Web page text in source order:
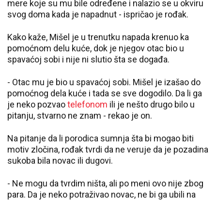
mere koje su mu bile određene i nalazio se u okviru
svog doma kada je napadnut - ispričao je rođak.
Kako kaže, Mišel je u trenutku napada krenuo ka
pomoćnom delu kuće, dok je njegov otac bio u
spavaćoj sobi i nije ni slutio šta se događa.
- Otac mu je bio u spavaćoj sobi. Mišel je izašao do
pomoćnog dela kuće i tada se sve dogodilo. Da li ga
je neko pozvaotelefonom ili je nešto drugo bilo u
pitanju, stvarno ne znam - rekao je on.
Na pitanje da li porodica sumnja šta bi mogao biti
motiv zločina, rođak tvrdi da ne veruje da je pozadina
sukoba bila novac ili dugovi.
- Ne mogu da tvrdim ništa, ali po meni ovo nije zbog
para. Da je neko potraživao novac, ne bi ga ubili na